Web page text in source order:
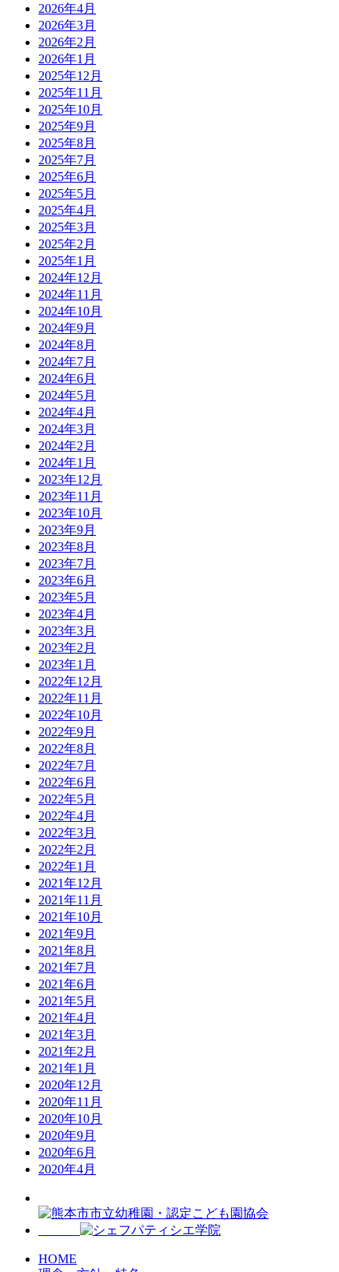
2026年4月
2026年3月
2026年2月
2026年1月
2025年12月
2025年11月
2025年10月
2025年9月
2025年8月
2025年7月
2025年6月
2025年5月
2025年4月
2025年3月
2025年2月
2025年1月
2024年12月
2024年11月
2024年10月
2024年9月
2024年8月
2024年7月
2024年6月
2024年5月
2024年4月
2024年3月
2024年2月
2024年1月
2023年12月
2023年11月
2023年10月
2023年9月
2023年8月
2023年7月
2023年6月
2023年5月
2023年4月
2023年3月
2023年2月
2023年1月
2022年12月
2022年11月
2022年10月
2022年9月
2022年8月
2022年7月
2022年6月
2022年5月
2022年4月
2022年3月
2022年2月
2022年1月
2021年12月
2021年11月
2021年10月
2021年9月
2021年8月
2021年7月
2021年6月
2021年5月
2021年4月
2021年3月
2021年2月
2021年1月
2020年12月
2020年11月
2020年10月
2020年9月
2020年6月
2020年4月
HOME